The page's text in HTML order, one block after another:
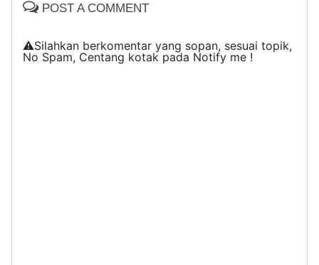
POST A COMMENT
⚠️Silahkan berkomentar yang sopan, sesuai topik,
No Spam, Centang kotak pada Notify me !